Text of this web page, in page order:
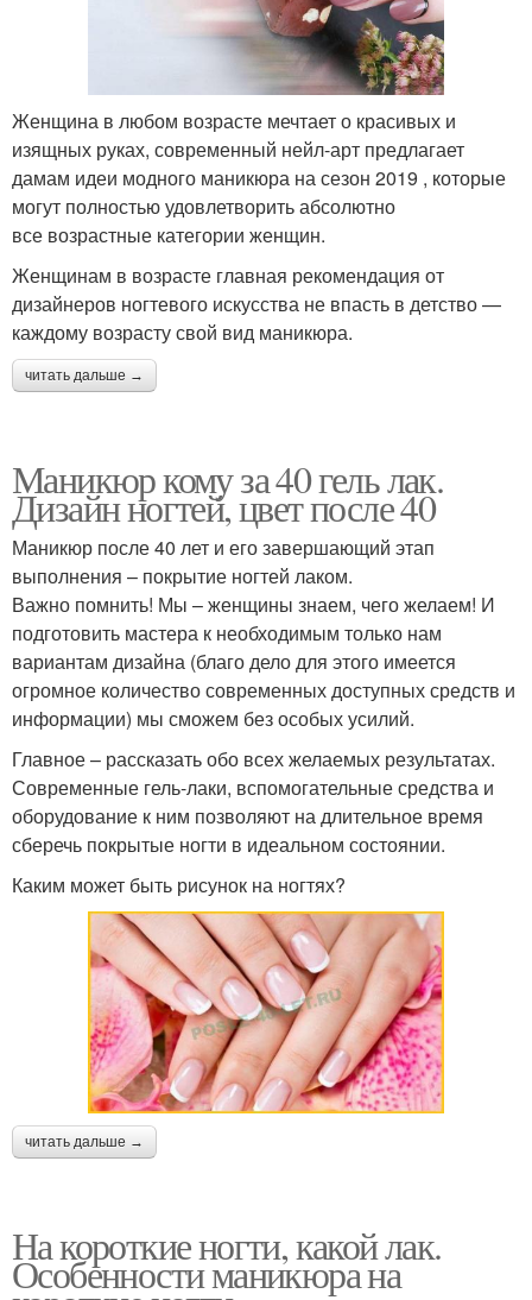
Женщина в любом возрасте мечтает о красивых и
изящных руках, современный нейл-арт предлагает
дамам идеи модного маникюра на сезон 2019 , которые
могут полностью удовлетворить абсолютно
все возрастные категории женщин.
Женщинам в возрасте главная рекомендация от
дизайнеров ногтевого искусства не впасть в детство —
каждому возрасту свой вид маникюра.
читать дальше →
Маникюр кому за 40 гель лак.
Дизайн ногтей, цвет после 40
Маникюр после 40 лет и его завершающий этап
выполнения – покрытие ногтей лаком.
Важно помнить! Мы – женщины знаем, чего желаем! И
подготовить мастера к необходимым только нам
вариантам дизайна (благо дело для этого имеется
огромное количество современных доступных средств и
информации) мы сможем без особых усилий.
Главное – рассказать обо всех желаемых результатах.
Современные гель-лаки, вспомогательные средства и
оборудование к ним позволяют на длительное время
сберечь покрытые ногти в идеальном состоянии.
Каким может быть рисунок на ногтях?
читать дальше →
На короткие ногти, какой лак.
Особенности маникюра на